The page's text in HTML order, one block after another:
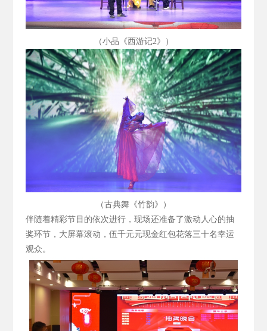
（小品《西游记2》）
（古典舞《竹韵》）
伴随着精彩节目的依次进行，现场还准备了激动人心的抽
奖环节，大屏幕滚动，伍千元元现金红包花落三十名幸运
观众。